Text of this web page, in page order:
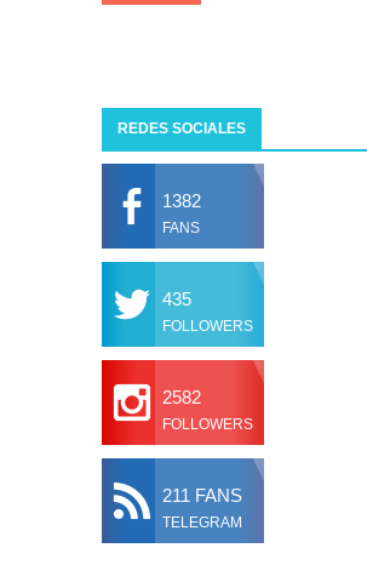
REDES SOCIALES
1382
FANS
435
FOLLOWERS
2582
FOLLOWERS
211 FANS
TELEGRAM